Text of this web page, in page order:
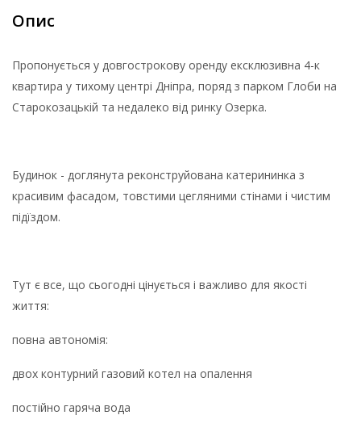
Опис
Пропонується у довгострокову оренду ексклюзивна 4-к
квартира у тихому центрі Дніпра, поряд з парком Глоби на
Старокозацькій та недалеко від ринку Озерка.
Будинок - доглянута реконструйована катерининка з
красивим фасадом, товстими цегляними стінами і чистим
підїздом.
Тут є все, що сьогодні цінується і важливо для якості
життя:
повна автономія:
двох контурний газовий котел на опалення
постійно гаряча вода